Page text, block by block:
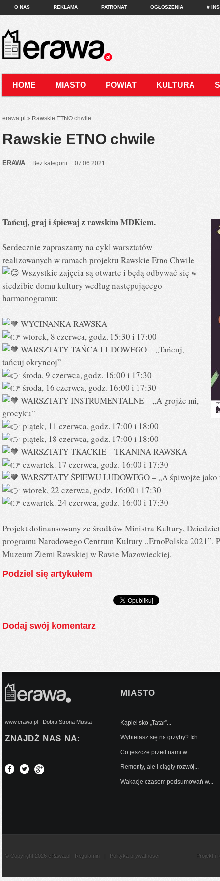
O NAS REKLAMA PATRONAT OGŁOSZENIA #
HOME MIASTO POWIAT KULTURA
erawa.pl » Rawskie ETNO chwile
Rawskie ETNO chwile
ERAWA Bez kategorii 07.06.2021
Tańcuj, graj i śpiewaj z rawskim MDKiem.
Serdecznie zapraszamy na cykl warsztatów
realizowanych w ramach projektu Rawskie Etno Chwile
Wszystkie zajęcia są otwarte i będą odbywać się w
siedzibie domu kultury według następującego
harmonogramu:
WYCINANKA RAWSKA
wtorek, 8 czerwca, godz. 15:30 i 17:00
WARSZTATY TAŃCA LUDOWEGO – „Tańcuj,
tańcuj okryncoj”
środa, 9 czerwca, godz. 16:00 i 17:30
środa, 16 czerwca, godz. 16:00 i 17:30
WARSZTATY INSTRUMENTALNE – „A grojże mi,
grocyku”
piątek, 11 czerwca, godz. 17:00 i 18:00
piątek, 18 czerwca, godz. 17:00 i 18:00
WARSZTATY TKACKIE – TKANINA RAWSKA
czwartek, 17 czerwca, godz. 16:00 i 17:30
WARSZTATY ŚPIEWU LUDOWEGO – „A śpiwojże jako
wtorek, 22 czerwca, godz. 16:00 i 17:30
czwartek, 24 czerwca, godz. 16:00 i 17:30
—————————————————
Projekt dofinansowany ze środków Ministra Kultury,
programu Narodowego Centrum Kultury „EtnoPolska 2021”.
Muzeum Ziemi Rawskiej w Rawie Mazowieckiej.
Podziel się artykułem
Dodaj swój komentarz
www.erawa.pl - Dobra Strona Miasta
ZNAJDŹ NAS NA:
MIASTO
Kąpielisko „Tatar”...
Wybierasz się na grzyby? Ich...
Co jeszcze przed nami w...
Remonty, ale i ciągły rozwój...
Wakacje czasem podsumowań w...
© Copyright 2026 eRawa.pl Regulamin | Polityka prywatnosci Projekt i